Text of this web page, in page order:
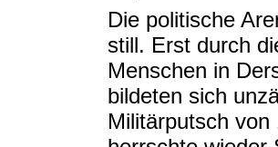
Die politische
still. Erst durch
Menschen in
bildeten sich
Militärputsch